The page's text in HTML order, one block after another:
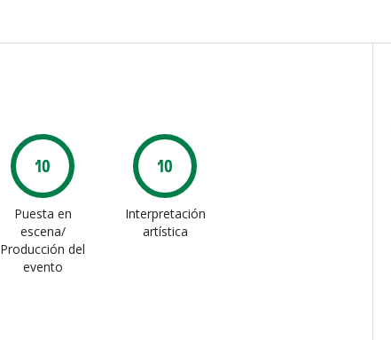
10
Puesta en
escena/
Producción del
evento
10
Interpretación
artística